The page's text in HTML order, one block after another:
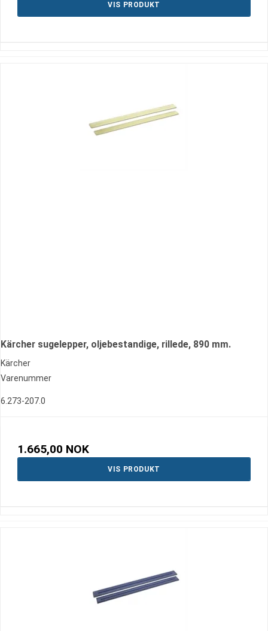
VIS PRODUKT
Kärcher sugelepper, oljebestandige, rillede, 890 mm.
Kärcher
Varenummer
6.273-207.0
1.665,00 NOK
VIS PRODUKT